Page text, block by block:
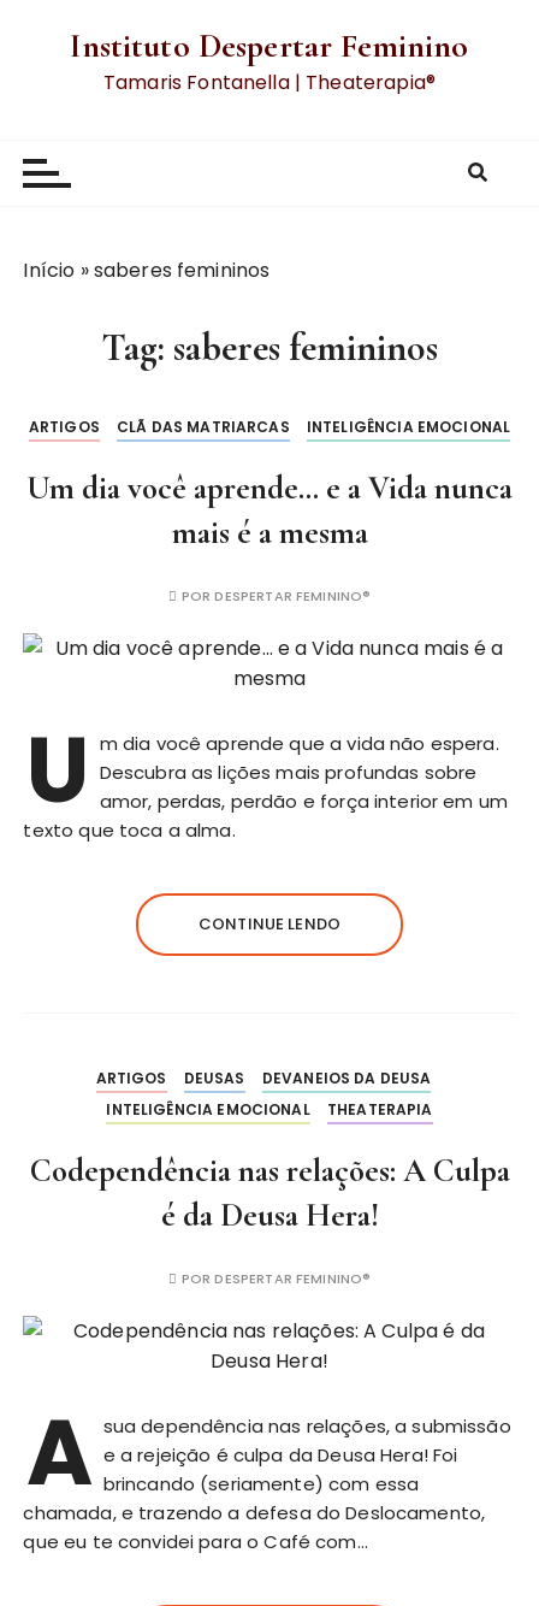
Instituto Despertar Feminino
Tamaris Fontanella | Theaterapia®
Início »saberes femininos
Tag: saberes femininos
ARTIGOS CLÃ DAS MATRIARCAS INTELIGÊNCIA EMOCIONAL
Um dia você aprende… e a Vida nunca
mais é a mesma
PORDESPERTAR FEMININO®
U
m dia você aprende que a vida não espera.
Descubra as lições mais profundas sobre
amor, perdas, perdão e força interior em um
texto que toca a alma.
CONTINUE LENDO
ARTIGOS DEUSAS
DEVANEIOS DA DEUSA
INTELIGÊNCIA EMOCIONAL
THEATERAPIA
Codependência nas relações: A Culpa
é da Deusa Hera!
PORDESPERTAR FEMININO®
A sua dependência nas relações, a submissão
e a rejeição é culpa da Deusa Hera! Foi
brincando (seriamente) com essa
chamada, e trazendo a defesa do Deslocamento,
que eu te convidei para o Café com…